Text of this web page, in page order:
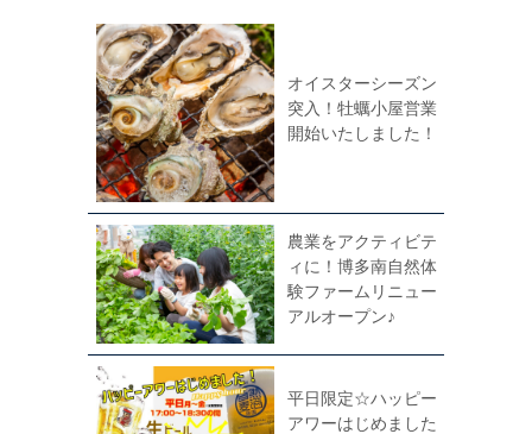
オイスターシーズン
突入！牡蠣小屋営業
開始いたしました！
農業をアクティビテ
ィに！博多南自然体
験ファームリニュー
アルオープン♪
平日限定☆ハッピー
アワーはじめました